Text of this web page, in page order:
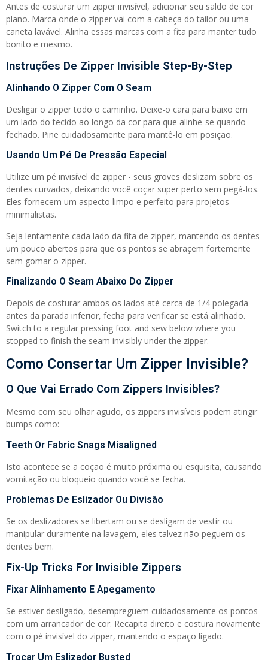
Antes de costurar um zipper invisível, adicionar seu saldo de cor
plano. Marca onde o zipper vai com a cabeça do tailor ou uma
caneta lavável. Alinha essas marcas com a fita para manter tudo
bonito e mesmo.
Instruções De Zipper Invisible Step-By-Step
Alinhando O Zipper Com O Seam
Desligar o zipper todo o caminho. Deixe-o cara para baixo em
um lado do tecido ao longo da cor para que alinhe-se quando
fechado. Pine cuidadosamente para mantê-lo em posição.
Usando Um Pé De Pressão Especial
Utilize um pé invisível de zipper - seus groves deslizam sobre os
dentes curvados, deixando você coçar super perto sem pegá-los.
Eles fornecem um aspecto limpo e perfeito para projetos
minimalistas.
Seja lentamente cada lado da fita de zipper, mantendo os dentes
um pouco abertos para que os pontos se abraçem fortemente
sem gomar o zipper.
Finalizando O Seam Abaixo Do Zipper
Depois de costurar ambos os lados até cerca de 1/4 polegada
antes da parada inferior, fecha para verificar se está alinhado.
Switch to a regular pressing foot and sew below where you
stopped to finish the seam invisibly under the zipper.
Como Consertar Um Zipper Invisible?
O Que Vai Errado Com Zippers Invisibles?
Mesmo com seu olhar agudo, os zippers invisíveis podem atingir
bumps como:
Teeth Or Fabric Snags Misaligned
Isto acontece se a coção é muito próxima ou esquisita, causando
vomitação ou bloqueio quando você se fecha.
Problemas De Eslizador Ou Divisão
Se os deslizadores se libertam ou se desligam de vestir ou
manipular duramente na lavagem, eles talvez não peguem os
dentes bem.
Fix-Up Tricks For Invisible Zippers
Fixar Alinhamento E Apegamento
Se estiver desligado, desempreguem cuidadosamente os pontos
com um arrancador de cor. Recapita direito e costura novamente
com o pé invisível do zipper, mantendo o espaço ligado.
Trocar Um Eslizador Busted